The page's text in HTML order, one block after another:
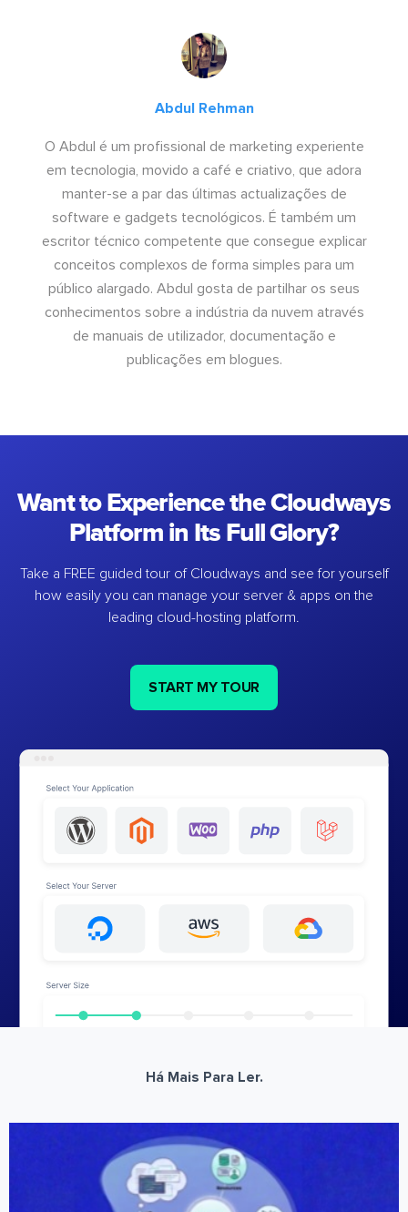
Abdul Rehman
O Abdul é um profissional de marketing experiente
em tecnologia, movido a café e criativo, que adora
manter-se a par das últimas actualizações de
software e gadgets tecnológicos. É também um
escritor técnico competente que consegue explicar
conceitos complexos de forma simples para um
público alargado. Abdul gosta de partilhar os seus
conhecimentos sobre a indústria da nuvem através
de manuais de utilizador, documentação e
publicações em blogues.
Want to Experience the Cloudways
Platform in Its Full Glory?
Take a FREE guided tour of Cloudways and see for yourself
how easily you can manage your server & apps on the
leading cloud-hosting platform.
START MY TOUR
Há Mais Para Ler.